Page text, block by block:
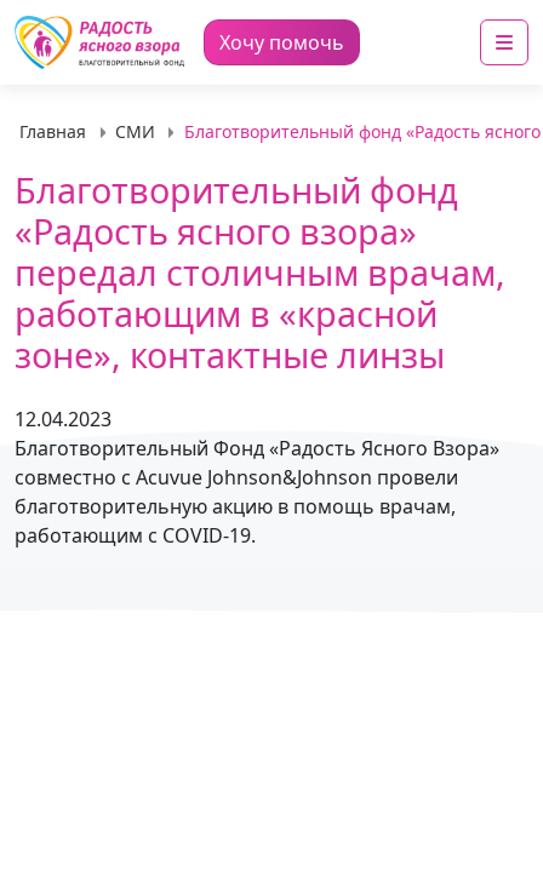
Хочу помочь
Главная СМИ Благотворительный фонд «Радость
Благотворительный фонд
«Радость ясного взора»
передал столичным врачам,
работающим в «красной
зоне», контактные линзы
12.04.2023
Благотворительный Фонд «Радость Ясного Взора»
совместно с Acuvue Johnson&Johnson провели
благотворительную акцию в помощь врачам,
работающим с COVID-19.